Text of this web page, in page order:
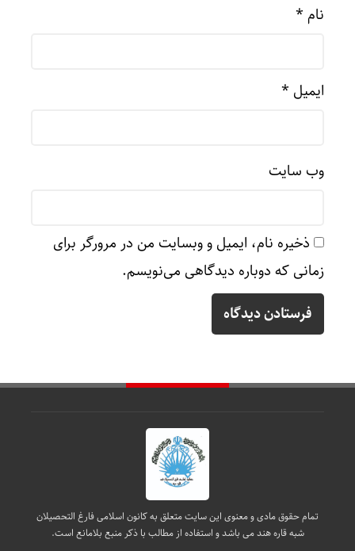
نام *
ایمیل *
وب‌ سایت
ذخیره نام، ایمیل و وبسایت من در مرورگر برای
زمانی که دوباره دیدگاهی می‌نویسم.
تمام حقوق مادی و معنوی این سایت متعلق به کانون اسلامی فارغ التحصیلان
شبه قاره هند می باشد و استفاده از مطالب با ذکر منبع بلامانع است.